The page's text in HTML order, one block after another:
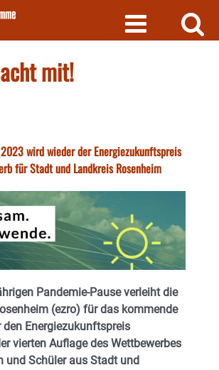
mit!
wird wieder der Energiezukunftspreis
für Stadt und Landkreis Rosenheim
Pandemie-Pause verleiht die
(ezro) für das kommende
Energiezukunftspreis
vierten Auflage des Wettbewerbes
und Schüler aus Stadt und